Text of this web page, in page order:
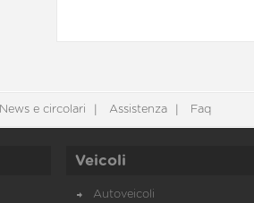
News e circolari Assistenza Faq
Veicoli
Autoveicoli